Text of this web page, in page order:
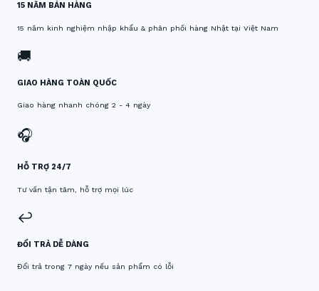
15 NĂM BÁN HÀNG
15 năm kinh nghiệm nhập khẩu & phân phối hàng Nhật tại Việt Nam
🚚
GIAO HÀNG TOÀN QUỐC
Giao hàng nhanh chóng 2 - 4 ngày
🎧
HỖ TRỢ 24/7
Tư vấn tận tâm, hỗ trợ mọi lúc
↩️
ĐỔI TRẢ DỄ DÀNG
Đổi trả trong 7 ngày nếu sản phẩm có lỗi